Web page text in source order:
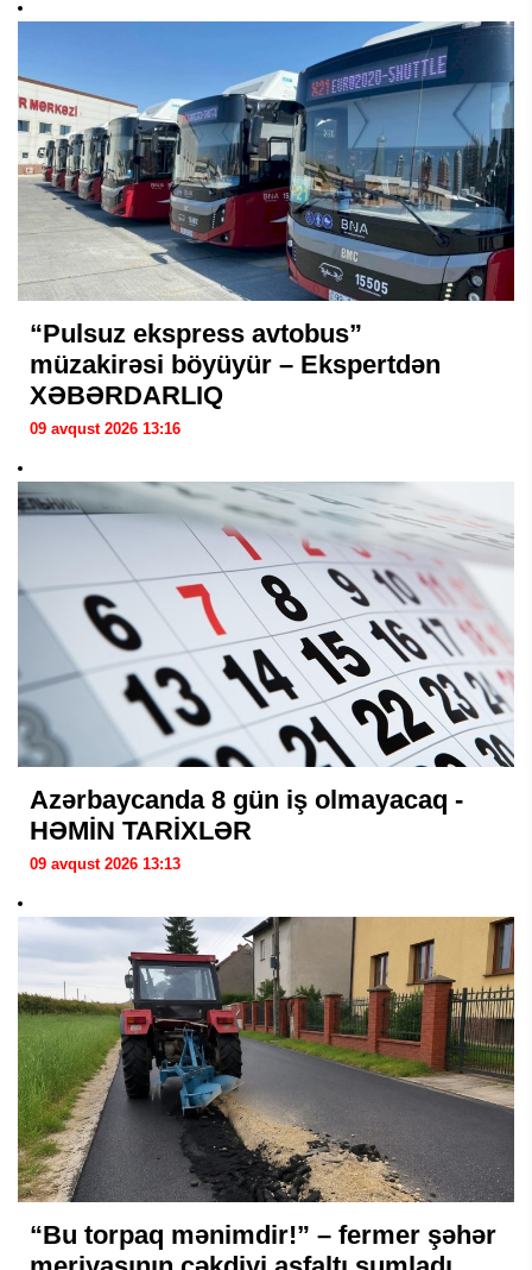
“Pulsuz ekspress avtobus”
müzakirəsi böyüyür – Ekspertdən
XƏBƏRDARLIQ
09 avqust 2026 13:16
Azərbaycanda 8 gün iş olmayacaq -
HƏMİN TARİXLƏR
09 avqust 2026 13:13
“Bu torpaq mənimdir!” – fermer şəhər